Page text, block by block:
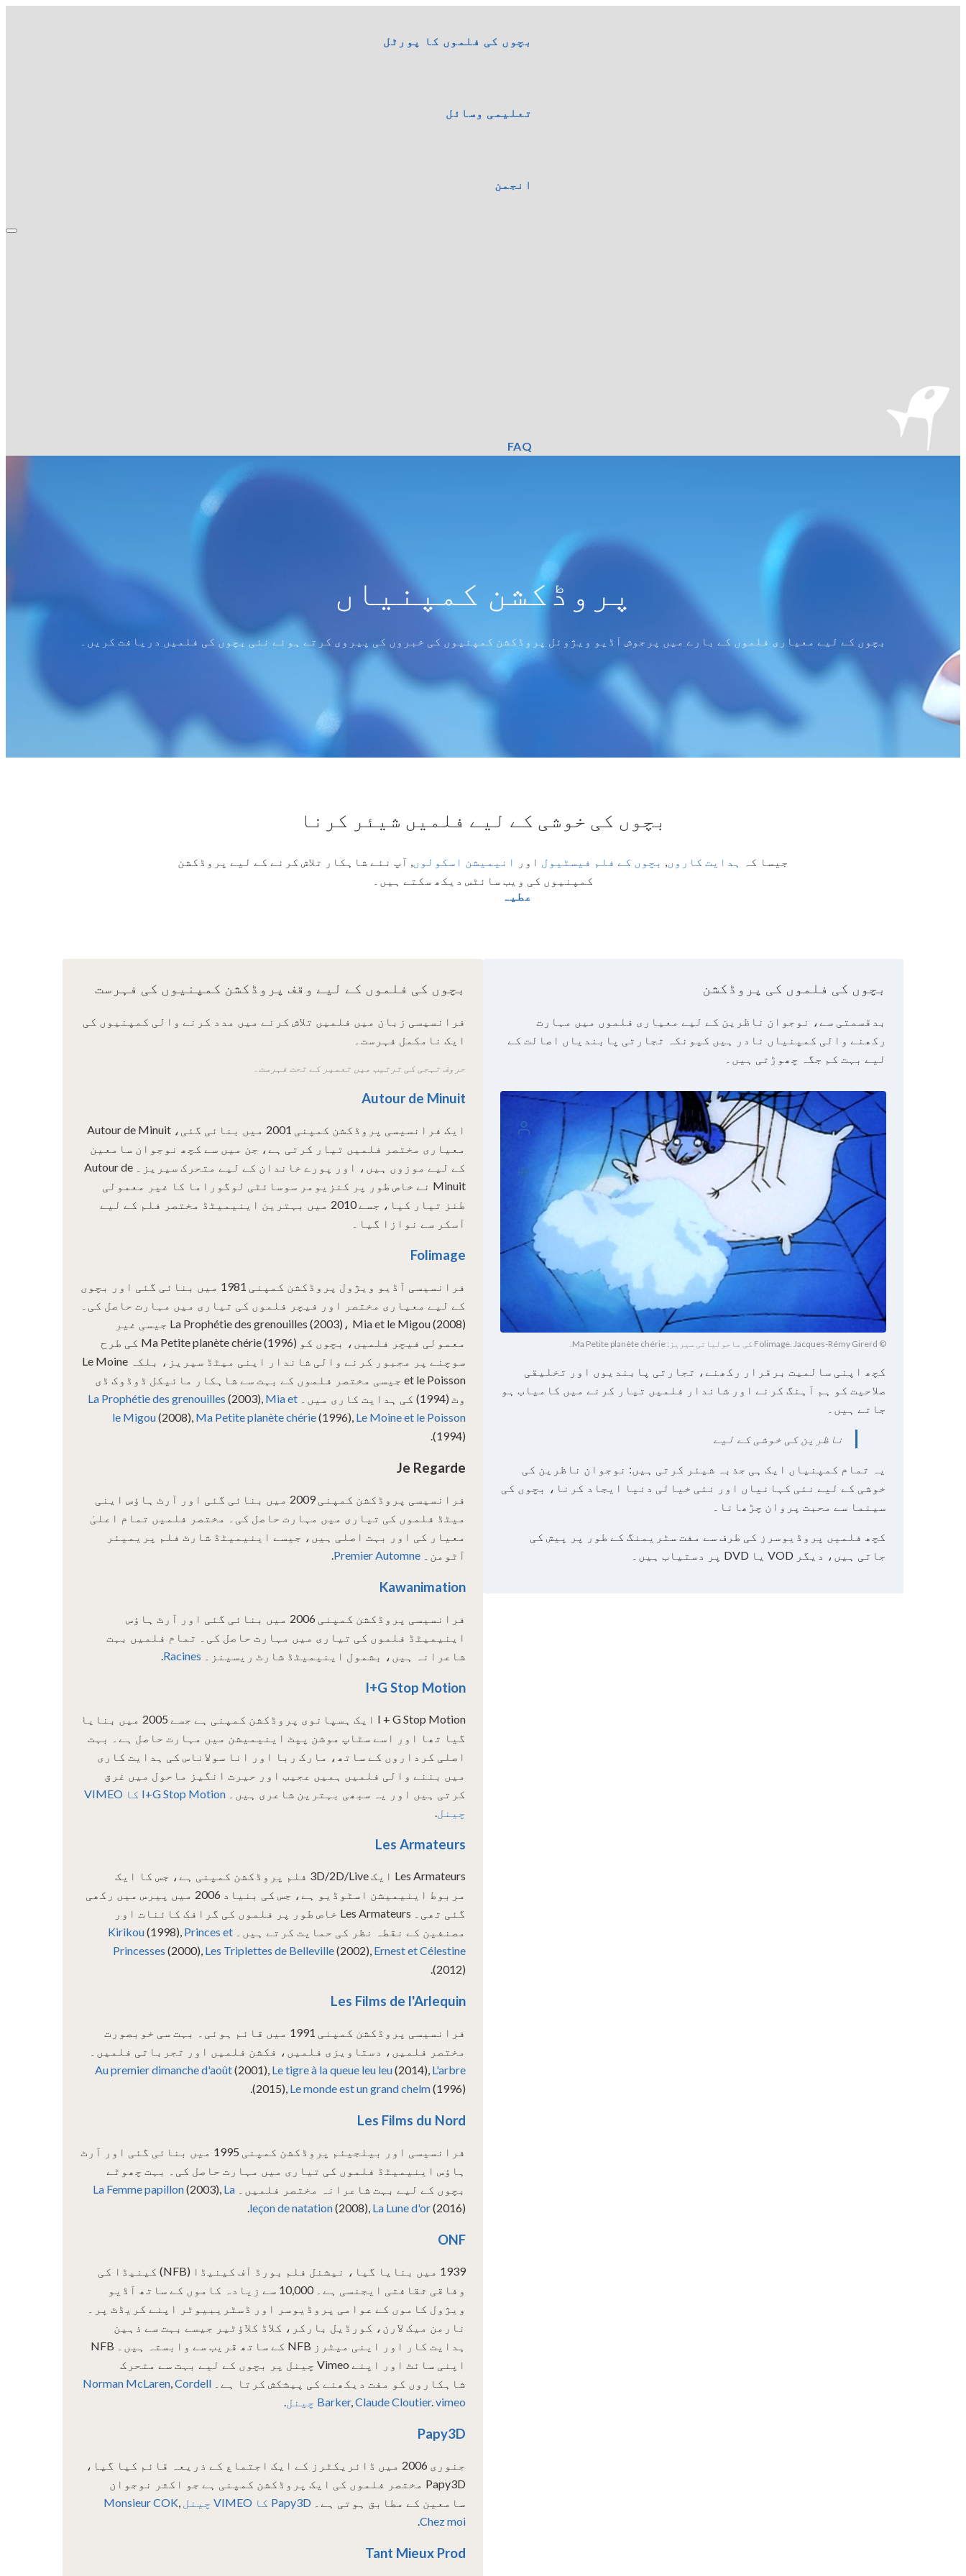
بچوں کی فلموں کا پورٹل
تعلیمی وسائل
انجمن
FAQ
عطیہ
پروڈکشن کمپنیاں
بچوں کے لیے معیاری فلموں کے بارے میں پرجوش آڈیو ویژوئل پروڈکشن کمپنیوں کی خبروں کی پیروی کرتے ہوئے نئی بچوں کی فلمیں دریافت کریں۔
بچوں کی خوشی کے لیے فلمیں شیئر کرنا
جیسا کہ ہدایت کاروں, بچوں کے فلم فیسٹیول اور انیمیشن اسکولوں, آپ نئے شاہکار تلاش کرنے کے لیے پروڈکشن
کمپنیوں کی ویب سائٹس دیکھ سکتے ہیں۔
بچوں کی فلموں کی پروڈکشن
بدقسمتی سے، نوجوان ناظرین کے لیے معیاری فلموں میں مہارت
رکھنے والی کمپنیاں نادر ہیں کیونکہ تجارتی پابندیاں اصالت کے
لیے بہت کم جگہ چھوڑتی ہیں۔
© Folimage. Jacques-Rémy Girerd کی ماحولیاتی سیریز: Ma Petite planète chérie.
کچھ اپنی سالمیت برقرار رکھنے، تجارتی پابندیوں اور تخلیقی
صلاحیت کو ہم آہنگ کرنے اور شاندار فلمیں تیار کرنے میں کامیاب ہو
جاتے ہیں۔
ناظرین کی خوشی کے لیے
یہ تمام کمپنیاں ایک ہی جذبہ شیئر کرتی ہیں: نوجوان ناظرین کی
خوشی کے لیے نئی کہانیاں اور نئی خیالی دنیا ایجاد کرنا، بچوں کی
سینما سے محبت پروان چڑھانا۔
کچھ فلمیں پروڈیوسرز کی طرف سے مفت سٹریمنگ کے طور پر پیش کی
جاتی ہیں، دیگر VOD یا DVD پر دستیاب ہیں۔
بچوں کی فلموں کے لیے وقف پروڈکشن کمپنیوں کی فہرست
فرانسیسی زبان میں فلمیں تلاش کرنے میں مدد کرنے والی کمپنیوں کی
ایک نامکمل فہرست۔
حروف تہجی کی ترتیب میں تعمیر کے تحت فہرست۔
Autour de Minuit
ایک فرانسیسی پروڈکشن کمپنی 2001 میں بنائی گئی، Autour de Minuit
معیاری مختصر فلمیں تیار کرتی ہے، جن میں سے کچھ نوجوان سامعین
کے لیے موزوں ہیں، اور پورے خاندان کے لیے متحرک سیریز۔ Autour de
Minuit نے خاص طور پر کنزیومر سوسائٹی لوگوراما کا غیر معمولی
طنز تیار کیا، جسے 2010 میں بہترین اینیمیٹڈ مختصر فلم کے لیے
آسکر سے نوازا گیا۔
Folimage
فرانسیسی آڈیو ویژول پروڈکشن کمپنی 1981 میں بنائی گئی اور بچوں
کے لیے معیاری مختصر اور فیچر فلموں کی تیاری میں مہارت حاصل کی۔
La Prophétie des grenouilles (2003)، Mia et le Migou (2008) جیسی غیر
معمولی فیچر فلمیں، بچوں کو Ma Petite planète chérie (1996) کی طرح
سوچنے پر مجبور کرنے والی شاندار اینی میٹڈ سیریز، بلکہ Le Moine
et le Poisson جیسی مختصر فلموں کے بہت سے شاہکار مائیکل ڈوڈوک ڈی
وٹ (1994) کی ہدایت کاری میں۔
La Prophétie des grenouilles (2003), Mia et
le Migou(2008), Ma Petite planète chérie(1996), Le Moine et le Poisson
(1994).
Je Regarde
فرانسیسی پروڈکشن کمپنی 2009 میں بنائی گئی اور آرٹ ہاؤس اینی
میٹڈ فلموں کی تیاری میں مہارت حاصل کی۔ مختصر فلمیں تمام اعلیٰ
معیار کی اور بہت اصلی ہیں، جیسے اینیمیٹڈ شارٹ فلم پریمیئر
آٹومن۔
Premier Automne
.
Kawanimation
فرانسیسی پروڈکشن کمپنی 2006 میں بنائی گئی اور آرٹ ہاؤس
اینیمیٹڈ فلموں کی تیاری میں مہارت حاصل کی۔ تمام فلمیں بہت
شاعرانہ ہیں، بشمول اینیمیٹڈ شارٹ ریسینز۔
Racines
.
I+G Stop Motion
I + G Stop Motion ایک ہسپانوی پروڈکشن کمپنی ہے جسے 2005 میں بنایا
گیا تھا اور اسے سٹاپ موشن پپٹ اینیمیشن میں مہارت حاصل ہے۔ بہت
اصلی کرداروں کے ساتھ، مارک ربا اور انا سولاناس کی ہدایت کاری
میں بننے والی فلمیں ہمیں عجیب اور حیرت انگیز ماحول میں غرق
کرتی ہیں اور یہ سبھی بہترین شاعری ہیں۔
I+G Stop Motion کا VIMEO
چینل.
Les Armateurs
Les Armateurs ایک 3D/2D/Live فلم پروڈکشن کمپنی ہے، جس کا ایک
مربوط اینیمیشن اسٹوڈیو ہے، جس کی بنیاد 2006 میں پیرس میں رکھی
گئی تھی۔ Les Armateurs خاص طور پر فلموں کی گرافک کائنات اور
مصنفین کے نقطہ نظر کی حمایت کرتے ہیں۔
Kirikou(1998), Princes et
Princesses (2000), Les Triplettes de Belleville(2002), Ernest et Célestine
(2012).
Les Films de l'Arlequin
فرانسیسی پروڈکشن کمپنی 1991 میں قائم ہوئی۔ بہت سی خوبصورت
مختصر فلمیں، دستاویزی فلمیں، فکشن فلمیں اور تجرباتی فلمیں۔
Au premier dimanche d'août(2001), Le tigre à la queue leu leu(2014), L'arbre
(2015), Le monde est un grand chelm(1996).
Les Films du Nord
فرانسیسی اور بیلجیئم پروڈکشن کمپنی 1995 میں بنائی گئی اور آرٹ
ہاؤس اینیمیٹڈ فلموں کی تیاری میں مہارت حاصل کی۔ بہت چھوٹے
بچوں کے لیے بہت شاعرانہ مختصر فلمیں۔
La Femme papillon(2003), La
leçon de natation(2008), La Lune d'or(2016).
ONF
1939 میں بنایا گیا، نیشنل فلم بورڈ آف کینیڈا (NFB) کینیڈا کی
وفاقی ثقافتی ایجنسی ہے۔ 10,000 سے زیادہ کاموں کے ساتھ آڈیو
ویژول کاموں کے عوامی پروڈیوسر اور ڈسٹریبیوٹر اپنے کریڈٹ پر۔
نارمن میک لارن، کورڈیل بارکر، کلاڈ کلاؤٹیر جیسے بہت سے ذہین
ہدایت کار اور اینی میٹرز NFB کے ساتھ قریب سے وابستہ ہیں۔ NFB
اپنی سائٹ اور اپنے Vimeo چینل پر بچوں کے لیے بہت سے متحرک
شاہکاروں کو مفت دیکھنے کی پیشکش کرتا ہے۔
Norman McLaren,Cordell
Barker,Claude Cloutier.vimeo چینل .
Papy3D
جنوری 2006 میں ڈائریکٹرز کے ایک اجتماع کے ذریعہ قائم کیا گیا،
Papy3D مختصر فلموں کی ایک پروڈکشن کمپنی ہے جو اکثر نوجوان
سامعین کے مطابق ہوتی ہے۔
Papy3D کا VIMEO چینل Monsieur COK,
Chez moi
.
Tant Mieux Prod